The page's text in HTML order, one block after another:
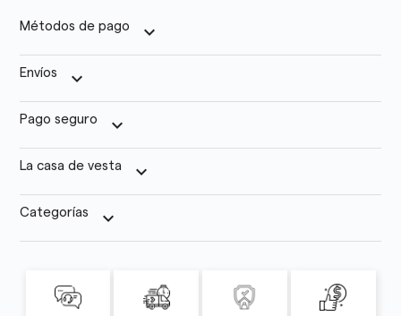
Métodos de pago keyboard_arrow_down
Envíos keyboard_arrow_down
Pago seguro keyboard_arrow_down
La casa de vesta keyboard_arrow_down
Categorías keyboard_arrow_down